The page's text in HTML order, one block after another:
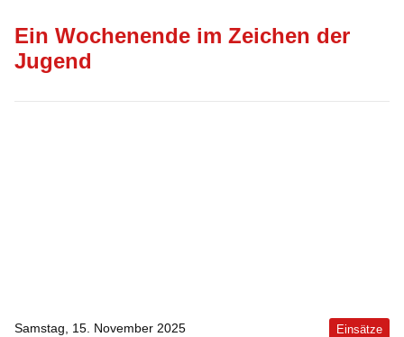
Ein Wochenende im Zeichen der
Jugend
Samstag, 15. November 2025 Einsätze